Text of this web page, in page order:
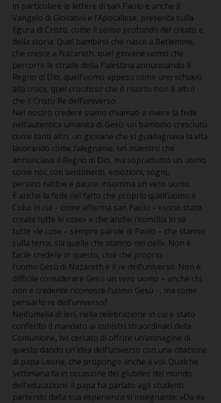
in particolare le lettere di san Paolo e anche il
Vangelo di Giovanni e l’Apocalisse, presenta sulla
figura di Cristo, come il senso profondo del creato e
della storia. Quel bambino che nasce a Betlemme,
che cresce a Nazareth, quel giovane uomo che
percorre le strade della Palestina annunciando il
Regno di Dio, quell’uomo appeso come uno schiavo
alla croce, quel crocifisso che è risorto non è altro
che il Cristo Re dell’universo.
Nel nostro credere siamo chiamati a vivere la fede
nell’autentica umanità di Gesù: un bambino cresciuto
come tanti altri, un giovane che si guadagnava la vita
lavorando come falegname, un maestro che
annunciava il Regno di Dio, ma soprattutto un uomo
come noi, con sentimenti, emozioni, sogni,
persino rabbie e paure: insomma un vero uomo.
E anche la fede nel fatto che proprio quell’uomo è
Colui in cui – come afferma san Paolo – «sono state
create tutte le cose» e che anche riconcilia in sé
tutte «le cose – sempre parole di Paolo – che stanno
sulla terra, sia quelle che stanno nei cieli». Non è
facile credere in questo, cioè che proprio
l’uomo Gesù di Nazareth è il re dell’universo. Non è
difficile considerare Gesù un vero uomo – anche chi
non è credente riconosce l’uomo Gesù –, ma come
pensarlo re dell’universo?
Nell’omelia di ieri, nella celebrazione in cui è stato
conferito il mandato ai ministri straordinari della
Comunione, ho cercato di offrire un’immagine di
questo dando un’idea dell’universo con una citazione
di papa Leone, che propongo anche a voi. Qualche
settimana fa in occasione del giubileo del mondo
dell’educazione il papa ha parlato agli studenti
partendo dalla sua esperienza si insegnante: «Da ex